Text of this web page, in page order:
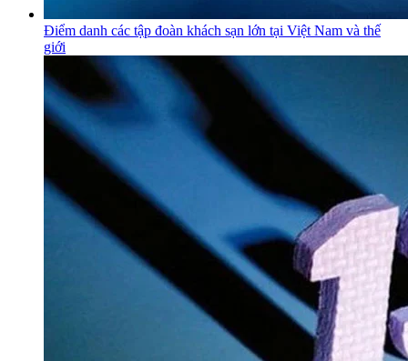
Điểm danh các tập đoàn khách sạn lớn tại Việt Nam và thế
giới